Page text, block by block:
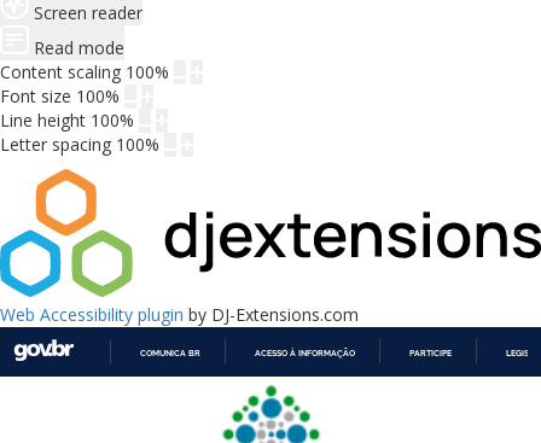
Screen reader
Read mode
Content scaling 100%
Font size 100%
Line height 100%
Letter spacing 100%
Web Accessibility plugin by DJ-Extensions.com
IR
PARA
O
CONTEÚDO
COMUNICA BR ACESSO À INFORMAÇÃO PARTICIPE